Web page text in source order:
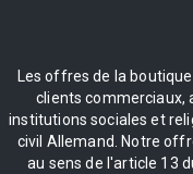
Les offres de la
clients commerciaux,
institutions sociales et
civil Allemand. Notre
au sens de l'article 13